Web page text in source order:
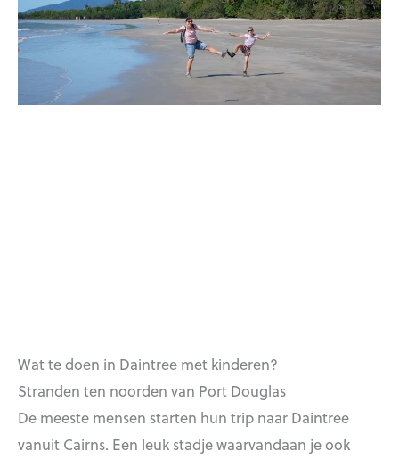
Wat te doen in Daintree met kinderen?
Stranden ten noorden van Port Douglas
De meeste mensen starten hun trip naar Daintree
vanuit Cairns. Een leuk stadje waarvandaan je ook